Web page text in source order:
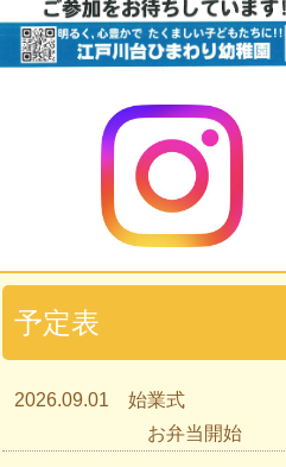
予定表
2026.09.01 始業式
お弁当開始